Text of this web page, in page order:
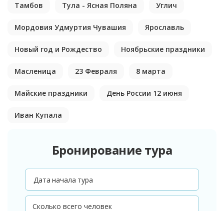
Тамбов Тула - Ясная Поляна Углич
Мордовия Удмуртия Чувашия Ярославль
Новый год и Рождество Ноябрьские праздники
Масленица 23 Февраля 8 марта
Майские праздники День России 12 июня
Иван Купала
Бронирование тура
Дата начала тура